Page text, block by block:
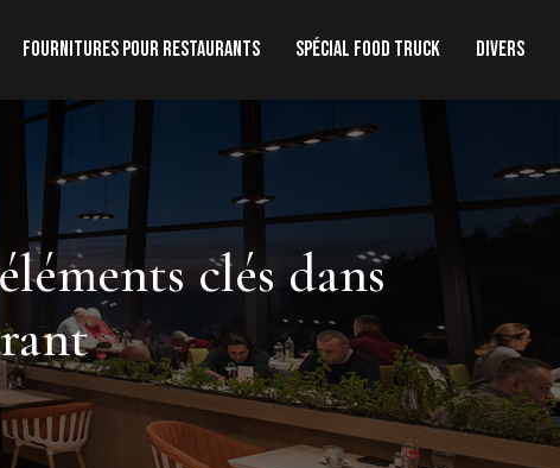
Fournitures pour restaurants Spécial food truck Divers
clés dans